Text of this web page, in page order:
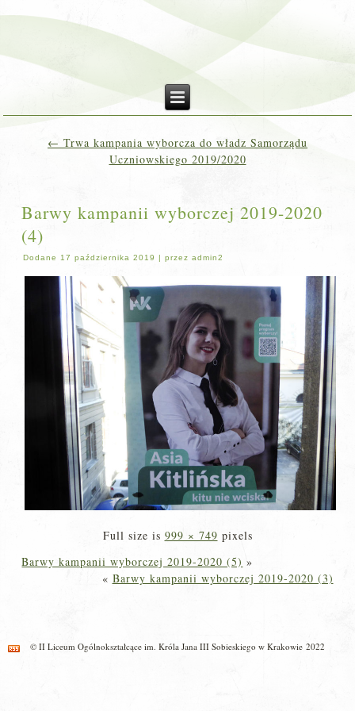
← Trwa kampania wyborcza do władz Samorządu
Uczniowskiego 2019/2020
Barwy kampanii wyborczej 2019-2020
(4)
Dodane 17 października 2019 |przez admin2
Full size is 999 × 749 pixels
Barwy kampanii wyborczej 2019-2020 (5) »
« Barwy kampanii wyborczej 2019-2020 (3)
© II Liceum Ogólnokształcące im. Króla Jana III Sobieskiego w Krakowie 2022